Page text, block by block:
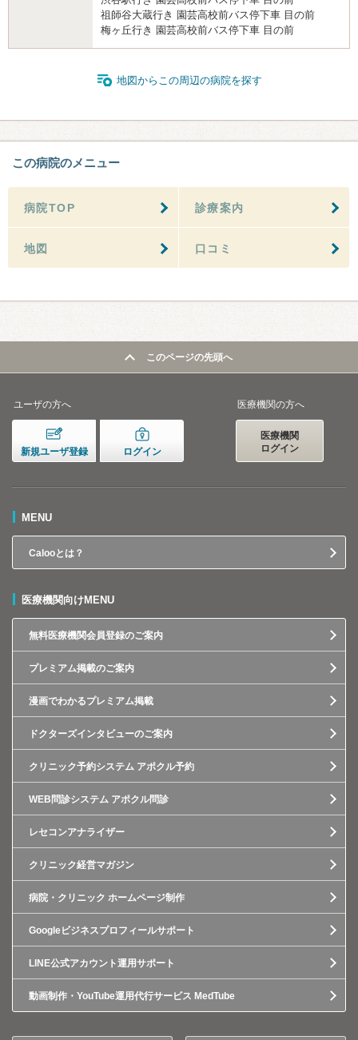
祖師谷大蔵行き 園芸高校前バス停下車 目の前
梅ヶ丘行き 園芸高校前バス停下車 目の前
地図からこの周辺の病院を探す
この病院のメニュー
病院TOP 診療案内
地図 口コミ
このページの先頭へ
ユーザの方へ
新規ユーザ登録 ログイン
医療機関の方へ
医療機関
ログイン
MENU
Calooとは？
医療機関向けMENU
無料医療機関会員登録のご案内
プレミアム掲載のご案内
漫画でわかるプレミアム掲載
ドクターズインタビューのご案内
クリニック予約システム アポクル予約
WEB問診システム アポクル問診
レセコンアナライザー
クリニック経営マガジン
病院・クリニック ホームページ制作
Googleビジネスプロフィールサポート
LINE公式アカウント運用サポート
動画制作・YouTube運用代行サービス MedTube